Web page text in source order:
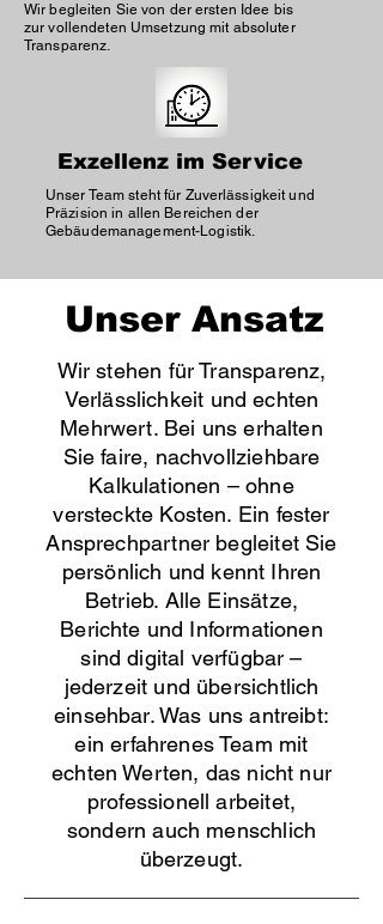
Wir begleiten Sie von der ersten Idee bis
zur vollendeten Umsetzung mit absoluter
Transparenz.
Exzellenz im Service
Unser Team steht für Zuverlässigkeit und
Präzision in allen Bereichen der
Gebäudemanagement-Logistik.
Unser Ansatz
Wir stehen für Transparenz,
Verlässlichkeit und echten
Mehrwert. Bei uns erhalten
Sie faire, nachvollziehbare
Kalkulationen – ohne
versteckte Kosten. Ein fester
Ansprechpartner begleitet Sie
persönlich und kennt Ihren
Betrieb. Alle Einsätze,
Berichte und Informationen
sind digital verfügbar –
jederzeit und übersichtlich
einsehbar. Was uns antreibt:
ein erfahrenes Team mit
echten Werten, das nicht nur
professionell arbeitet,
sondern auch menschlich
überzeugt.